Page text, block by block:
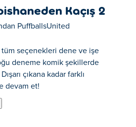
Kaçış 2
PuffballsUnited
seçenekleri dene ve işe
deneme komik şekillerde
çıkana kadar farklı
devam et!